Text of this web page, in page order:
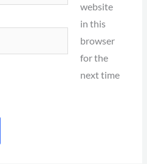
website
in this
browser
for the
next time